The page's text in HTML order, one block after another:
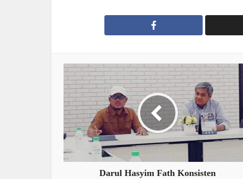
Darul Hasyim Fath Konsisten